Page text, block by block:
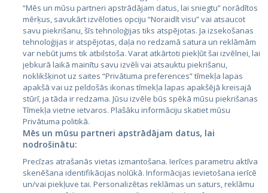
Эстония
Латвия
Литва
City24.lv
City24.ee
GetaPro.lv
CVbankas.lt
Kainos.lt
Paslaugos.lt
“Mēs un mūsu partneri apstrādājam datus, lai sniegtu” norādītos
mērķus, savukārt izvēloties opciju “Noraidīt visu” vai atsaucot
savu piekrišanu, šīs tehnoloģijas tiks atspējotas. Ja izsekošanas
tehnoloģijas ir atspējotas, daļa no redzamā satura un reklāmām
var nebūt jums tik atbilstoša. Varat atkārtoti piekļūt šai izvēlnei, lai
jebkurā laikā mainītu savu izvēli vai atsauktu piekrišanu,
noklikšķinot uz saites “Privātuma preferences” tīmekļa lapas
apakšā vai uz peldošās ikonas tīmekļa lapas apakšējā kreisajā
stūrī, ja tāda ir redzama. Jūsu izvēle būs spēkā mūsu piekrišanas
Tīmekļa vietne ietvaros. Plašāku informāciju skatiet mūsu
Privātuma politikā.
Mēs un mūsu partneri apstrādājam datus, lai
nodrošinātu:
Precīzas atrašanās vietas izmantošana. Ierīces parametru aktīva
skenēšana identifikācijas nolūkā. Informācijas ievietošana ierīcē
un/vai piekļuve tai. Personalizētas reklāmas un saturs, reklāmu